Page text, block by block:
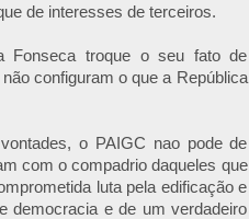
de interesses de terceiros.
Fonseca troque o seu fato de
configuram o que a República
o PAIGC nao pode de
com o compadrio daqueles que
luta pela edificação e
democracia e de um verdadeiro